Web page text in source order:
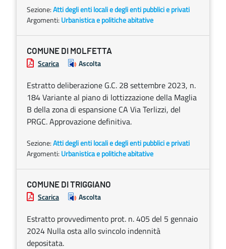
Sezione:Atti degli enti locali e degli enti pubblici e privati
Argomenti: Urbanistica e politiche abitative
COMUNE DI MOLFETTA
Scarica Ascolta
Estratto deliberazione G.C. 28 settembre 2023, n.
184 Variante al piano di lottizzazione della Maglia
B della zona di espansione CA Via Terlizzi, del
PRGC. Approvazione definitiva.
Sezione:Atti degli enti locali e degli enti pubblici e privati
Argomenti: Urbanistica e politiche abitative
COMUNE DI TRIGGIANO
Scarica Ascolta
Estratto provvedimento prot. n. 405 del 5 gennaio
2024 Nulla osta allo svincolo indennità
depositata.